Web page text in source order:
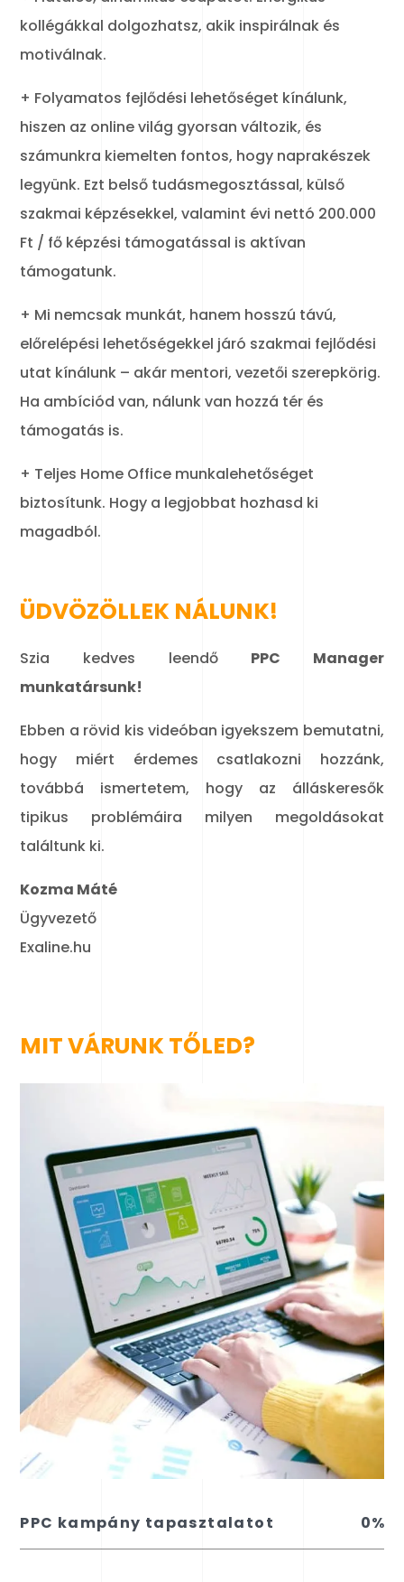
kollégákkal dolgozhatsz, akik inspirálnak és
motiválnak.
+ Folyamatos fejlődési lehetőséget kínálunk,
hiszen az online világ gyorsan változik, és
számunkra kiemelten fontos, hogy naprakészek
legyünk. Ezt belső tudásmegosztással, külső
szakmai képzésekkel, valamint évi nettó 200.000
Ft / fő képzési támogatással is aktívan
támogatunk.
+ Mi nemcsak munkát, hanem hosszú távú,
előrelépési lehetőségekkel járó szakmai fejlődési
utat kínálunk – akár mentori, vezetői szerepkörig.
Ha ambíciód van, nálunk van hozzá tér és
támogatás is.
+ Teljes Home Office munkalehetőséget
biztosítunk. Hogy a legjobbat hozhasd ki
magadból.
ÜDVÖZÖLLEK NÁLUNK!
Szia kedves leendő PPC Manager
munkatársunk!
Ebben a rövid kis videóban igyekszem bemutatni,
hogy miért érdemes csatlakozni hozzánk,
továbbá ismertetem, hogy az álláskeresők
tipikus problémáira milyen megoldásokat
találtunk ki.
Kozma Máté
Ügyvezető
Exaline.hu
MIT VÁRUNK TŐLED?
PPC kampány tapasztalatot 0%